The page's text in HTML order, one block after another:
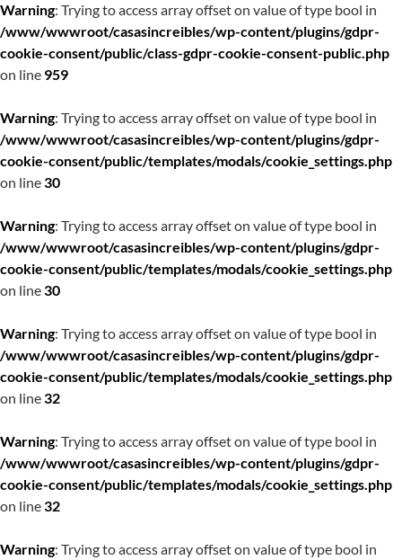
Warning: Trying to access array offset on value of type bool in
/www/wwwroot/casasincreibles/wp-content/plugins/gdpr-
cookie-consent/public/class-gdpr-cookie-consent-public.php
on line 959
Warning: Trying to access array offset on value of type bool in
/www/wwwroot/casasincreibles/wp-content/plugins/gdpr-
cookie-consent/public/templates/modals/cookie_settings.php
on line30
Warning: Trying to access array offset on value of type bool in
/www/wwwroot/casasincreibles/wp-content/plugins/gdpr-
cookie-consent/public/templates/modals/cookie_settings.php
on line30
Warning: Trying to access array offset on value of type bool in
/www/wwwroot/casasincreibles/wp-content/plugins/gdpr-
cookie-consent/public/templates/modals/cookie_settings.php
on line32
Warning: Trying to access array offset on value of type bool in
/www/wwwroot/casasincreibles/wp-content/plugins/gdpr-
cookie-consent/public/templates/modals/cookie_settings.php
on line32
Warning: Trying to access array offset on value of type bool in